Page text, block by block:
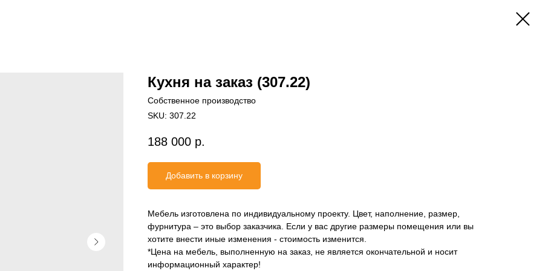
Кухня на заказ (307.22)
Собственное производство
SKU: 307.22
188 000 р.
Добавить в корзину
Мебель изготовлена по индивидуальному проекту. Цвет, наполнение, размер,
фурнитура – это выбор заказчика. Если у вас другие размеры помещения или вы
хотите внести иные изменения - стоимость изменится.
*Цена на мебель, выполненную на заказ, не является окончательной и носит
информационный характер!